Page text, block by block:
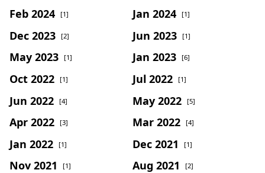
Feb 2024 [1] Jan 2024 [1]
Dec 2023 [2] Jun 2023 [1]
May 2023 [1] Jan 2023 [6]
Oct 2022 [1] Jul 2022 [1]
Jun 2022 [4] May 2022 [5]
Apr 2022 [3] Mar 2022 [4]
Jan 2022 [1] Dec 2021 [1]
Nov 2021 [1] Aug 2021 [2]